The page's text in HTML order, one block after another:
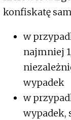
konfiskatę
w
najmniej
wypadek
w
wypadek,